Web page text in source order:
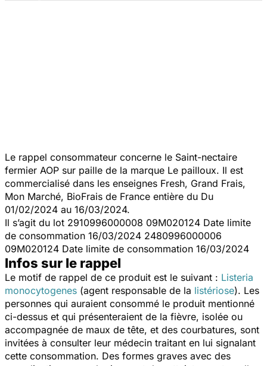
Le rappel consommateur concerne le Saint-nectaire
fermier AOP sur paille de la marque Le pailloux. Il est
commercialisé dans les enseignes Fresh, Grand Frais,
Mon Marché, BioFrais de France entière du Du
01/02/2024 au 16/03/2024.
Il s’agit du lot 2910996000008 09M020124 Date limite
de consommation 16/03/2024 2480996000006
09M020124 Date limite de consommation 16/03/2024
Infos sur le rappel
Le motif de rappel de ce produit est le suivant : Listeria
monocytogenes (agent responsable de la listériose). Les
personnes qui auraient consommé le produit mentionné
ci-dessus et qui présenteraient de la fièvre, isolée ou
accompagnée de maux de tête, et des courbatures, sont
invitées à consulter leur médecin traitant en lui signalant
cette consommation. Des formes graves avec des